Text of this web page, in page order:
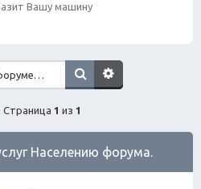
Вашу машину
Страница 1 из 1
Населению форума.